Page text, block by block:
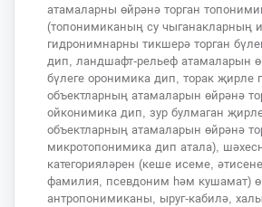
атамаларны өйрәнә торган
(топонимиканың су чыганакларның
гидронимнарны тикшерә торган
дип, ландшафт-рельеф атамаларын
бүлеге оронимика дип, торак җирле
объектларның атамаларын өйрәнә
ойконимика дип, зур булмаган
объектларның атамаларын өйрәнә
микротопонимика дип атала),
категорияләрен (кеше исеме,
фамилия, псевдоним һәм кушамат)
антропонимиканы, ыруг-кабилә,